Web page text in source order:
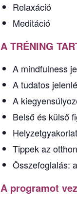
Relaxáció
Meditáció
A TRÉNING
A mindfulness
A tudatos
A
Belső és külső
Tippek az
Összefoglalás:
A programot